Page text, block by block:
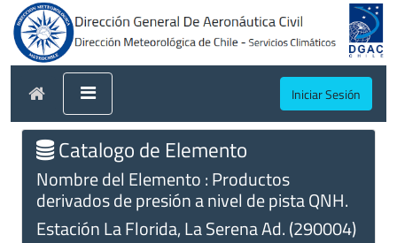
Iniciar Sesión
Catalogo de Elemento
Nombre del Elemento : Productos
derivados de presión a nivel de pista QNH.
Estación La Florida, La Serena Ad. (290004)